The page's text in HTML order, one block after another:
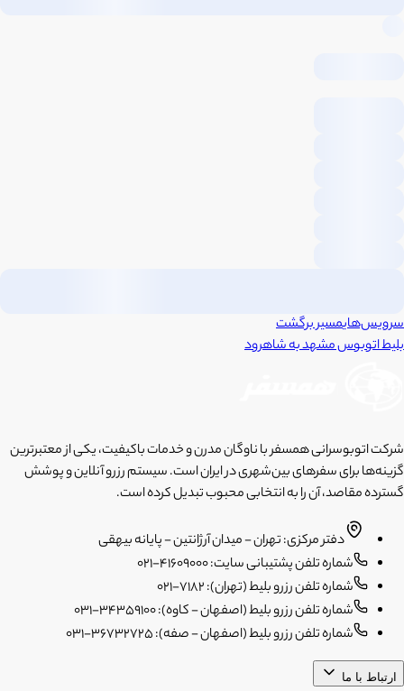
سرویس‌هایمسیر برگشت
بلیط اتوبوسمشهدبهشاهرود
شرکت اتوبوسرانی همسفر با ناوگان مدرن و خدمات باکیفیت، یکی از معتبرترین
گزینه‌ها برای سفرهای بین‌شهری در ایران است. سیستم رزرو آنلاین و پوشش
گسترده مقاصد، آن را به انتخابی محبوب تبدیل کرده است.
دفتر مرکزی: تهران - میدان آرژانتین - پایانه بیهقی
شماره تلفن پشتیبانی سایت: 41609000-021
شماره تلفن رزرو بلیط (تهران): 7182-021
شماره تلفن رزرو بلیط (اصفهان - کاوه): 34359100-031
شماره تلفن رزرو بلیط (اصفهان - صفه): 36732725-031
ارتباط با ما